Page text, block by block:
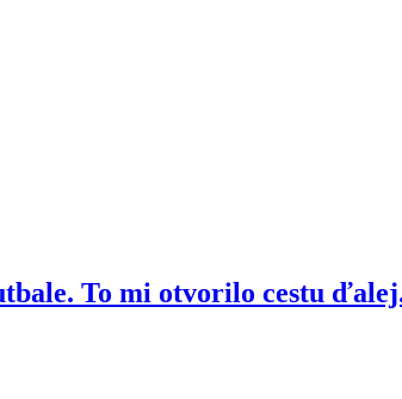
To mi otvorilo cestu